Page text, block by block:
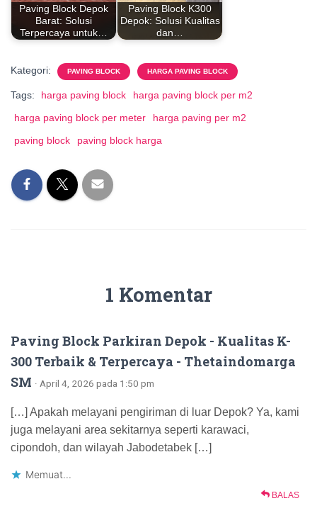
Paving Block Depok
Barat: Solusi
Terpercaya untuk…
Paving Block K300
Depok: Solusi Kualitas
dan…
Kategori: PAVING BLOCK HARGA PAVING BLOCK
Tags: harga paving block
harga paving block per m2
harga paving block per meter
harga paving per m2
paving block
paving block harga
1 Komentar
Paving Block Parkiran Depok - Kualitas K-
300 Terbaik & Terpercaya - Thetaindomarga
SM · April 4, 2026 pada 1:50 pm
[…] Apakah melayani pengiriman di luar Depok? Ya, kami
juga melayani area sekitarnya seperti karawaci,
cipondoh, dan wilayah Jabodetabek […]
Memuat...
BALAS